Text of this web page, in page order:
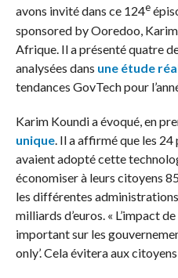
avons invité dans ce 124e
sponsored by Ooredoo,
Afrique. Il a présenté quatre
analysées dans une étude
tendances GovTech pour
Karim Koundi a évoqué, en
unique. Il a affirmé que les 24
avaient adopté cette
économiser à leurs citoyens
les différentes
milliards d’euros. « L’impact
important sur les
only’. Cela évitera aux